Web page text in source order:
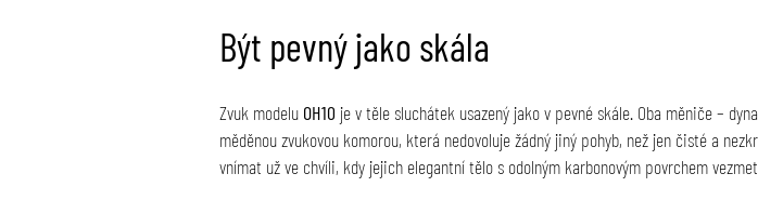
Být pevný jako skála
Zvuk modelu OH10 je v těle sluchátek usazený jako v pevné skále. Oba měniče –
měděnou zvukovou komorou, která nedovoluje žádný jiný pohyb, než jen čisté a
vnímat už ve chvíli, kdy jejich elegantní tělo s odolným karbonovým povrchem